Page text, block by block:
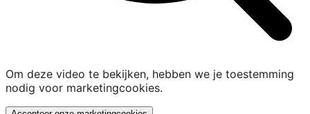
Om deze video te bekijken, hebben we je toestemming
nodig voor marketingcookies.